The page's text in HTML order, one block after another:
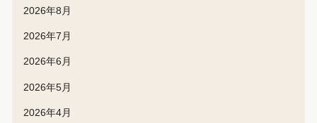
2026年8月
2026年7月
2026年6月
2026年5月
2026年4月